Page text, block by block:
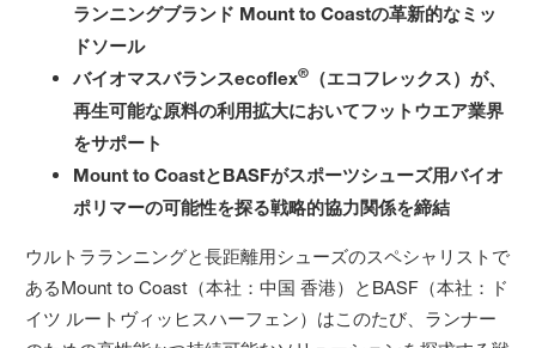
ランニングブランド Mount to Coastの革新的なミッ
ドソール
バイオマスバランスecoflex®
（エコフレックス）が、
再生可能な原料の利用拡大においてフットウエア業界
をサポート
Mount to CoastとBASFがスポーツシューズ用バイオ
ポリマーの可能性を探る戦略的協力関係を締結
ウルトラランニングと長距離用シューズのスペシャリストで
あるMount to Coast（本社：中国 香港）とBASF（本社：ド
イツ ルートヴィッヒスハーフェン）はこのたび、ランナー